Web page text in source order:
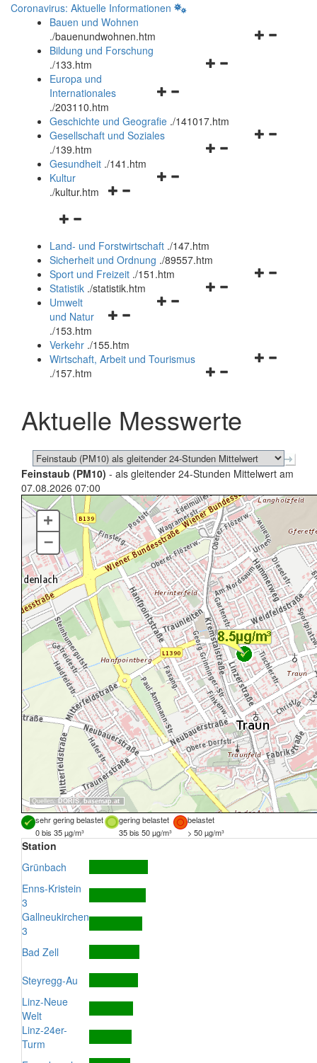
Coronavirus: Aktuelle Informationen
Bauen und Wohnen
./bauenundwohnen.htm
Navigationsmenü
Bildung und Forschung
./133.htm
Navigationsmenü
und
schließen
Europa und
Internationales
./203110.htm
Geschichte und Geografie ./141017.htm
Navigationsmenü
Gesellschaft und Soziales
./139.htm
Navigationsmenü
Gesundheit ./141.htm
Navigationsmenü
Kultur
./kultur.htm
Navigationsmenü
und
schließen
Land- und Forstwirtschaft ./147.htm
Sicherheit und Ordnung ./89557.htm
Navigationsmenü
Sport und Freizeit ./151.htm
Navigationsmenü
Statistik ./statistik.htm
Navigationsmenü
und
schließen
Umwelt
und Natur
./153.htm
Verkehr ./155.htm
Navigationsmenü
schließen
Wirtschaft, Arbeit und Tourismus
./157.htm
Aktuelle Messwerte
Feinstaub (PM10) - als gleitender 24-Stunden Mittelwert am
07.08.2026 07:00
Quellen: DORIS, basemap.at
+
–
sehr gering belastet gering belastet
belastet
0 bis 35 µg/m³
35 bis 50 µg/m³ > 50 µg/m³
Station
Grünbach
Enns-Kristein
3
Gallneukirchen
3
Bad Zell
Steyregg-Au
Linz-Neue
Welt
Linz-24er-
Turm